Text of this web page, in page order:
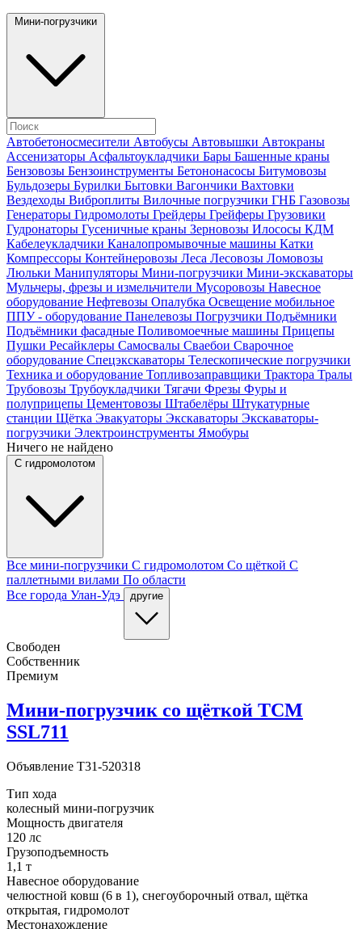
Мини-погрузчики
Автобетоносмесители Автобусы Автовышки Автокраны
Ассенизаторы Асфальтоукладчики Бары Башенные краны
Бензовозы Бензоинструменты Бетононасосы Битумовозы
Бульдозеры Бурилки Бытовки Вагончики Вахтовки
Вездеходы Виброплиты Вилочные погрузчики ГНБ Газовозы
Генераторы Гидромолоты Грейдеры Грейферы Грузовики
Гудронаторы Гусеничные краны Зерновозы Илососы КДМ
Кабелеукладчики Каналопромывочные машины Катки
Компрессоры Контейнеровозы Леса Лесовозы Ломовозы
Люльки Манипуляторы Мини-погрузчики Мини-экскаваторы
Мульчеры, фрезы и измельчители Мусоровозы Навесное
оборудование Нефтевозы Опалубка Освещение мобильное
ППУ - оборудование Панелевозы Погрузчики Подъёмники
Подъёмники фасадные Поливомоечные машины Прицепы
Пушки Ресайклеры Самосвалы Сваебои Сварочное
оборудование Спецэкскаваторы Телескопические погрузчики
Техника и оборудование Топливозаправщики Трактора Тралы
Трубовозы Трубоукладчики Тягачи Фрезы Фуры и
полуприцепы Цементовозы Штабелёры Штукатурные
станции Щётка Эвакуаторы Экскаваторы Экскаваторы-
погрузчики Электроинструменты Ямобуры
Ничего не найдено
С гидромолотом
Все мини-погрузчики С гидромолотом Со щёткой С
паллетными вилами По области
Все города Улан-Удэ другие
Свободен
Собственник
Премиум
Мини-погрузчик со щёткой TCM
SSL711
Объявление T31-520318
Тип хода
колесный мини-погрузчик
Мощность двигателя
120 лс
Грузоподъемность
1,1 т
Навесное оборудование
челюстной ковш (6 в 1), снегоуборочный отвал, щётка
открытая, гидромолот
Местонахождение